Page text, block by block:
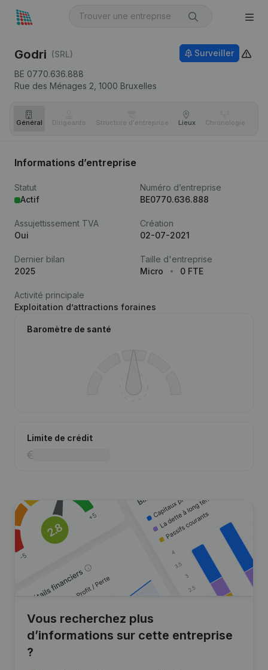
Godri (SRL)
BE 0770.636.888
Rue des Ménages 2, 1000 Bruxelles
Surveiller
Général Dirigeants Structure d'entreprise Lieux Chronologie
Informations d’entreprise
Statut
Actif
Numéro d’entreprise
BE0770.636.888
Assujettissement TVA
Oui
Création
02-07-2021
Dernier bilan
2025
Taille d'entreprise
Micro
0 FTE
Activité principale
Exploitation d’attractions foraines
Baromètre de santé
Limite de crédit
Vous recherchez plus
d’informations sur cette entreprise
?